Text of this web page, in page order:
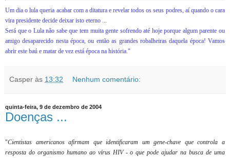
Um dia o lula queria acabar com a ditatura e revelar todos os seus podres, aí quando o cara
vira presidente decide deixar isto eterno ...
Será que o Lula não sabe que tem muita gente sofrendo até hoje porque algum parente ou
amigo desaparecido nesta época, ou então as grandes robalheiras daquela época! Vamos
abrir este baú e matar de vez está época na história."
Casper às 13:32 Nenhum comentário:
quinta-feira, 9 de dezembro de 2004
Doenças ...
"Cientistas americanos afirmam que identificaram um gene-chave que controla a
resposta do organismo humano ao vírus HIV - o que pode ajudar na busca de uma